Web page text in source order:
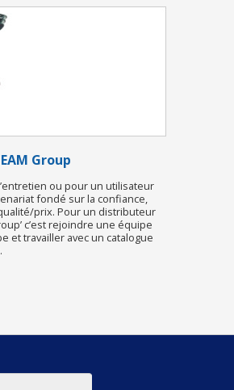
Group
ou pour un utilisateur
fondé sur la confiance,
prix. Pour un distributeur
c’est rejoindre une équipe
et travailler avec un catalogue